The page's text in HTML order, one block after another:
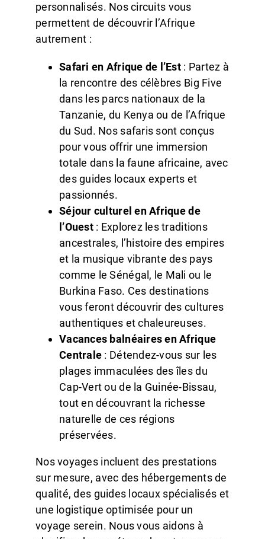
personnalisés. Nos circuits vous
permettent de découvrir l’Afrique
autrement :
Safari en Afrique de l’Est : Partez à
la rencontre des célèbres Big Five
dans les parcs nationaux de la
Tanzanie, du Kenya ou de l’Afrique
du Sud. Nos safaris sont conçus
pour vous offrir une immersion
totale dans la faune africaine, avec
des guides locaux experts et
passionnés.
Séjour culturel en Afrique de
l’Ouest: Explorez les traditions
ancestrales, l’histoire des empires
et la musique vibrante des pays
comme le Sénégal, le Mali ou le
Burkina Faso. Ces destinations
vous feront découvrir des cultures
authentiques et chaleureuses.
Vacances balnéaires en Afrique
Centrale : Détendez-vous sur les
plages immaculées des îles du
Cap-Vert ou de la Guinée-Bissau,
tout en découvrant la richesse
naturelle de ces régions
préservées.
Nos voyages incluent des prestations
sur mesure, avec des hébergements de
qualité, des guides locaux spécialisés et
une logistique optimisée pour un
voyage serein. Nous vous aidons à